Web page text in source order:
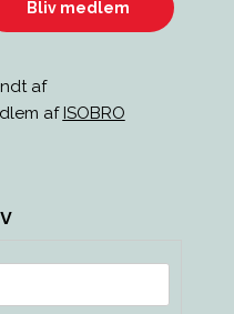
Bliv medlem
af
afISOBRO